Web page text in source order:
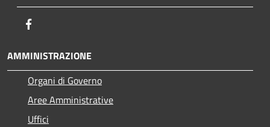
AMMINISTRAZIONE
Organi di Governo
Aree Amministrative
Uffici